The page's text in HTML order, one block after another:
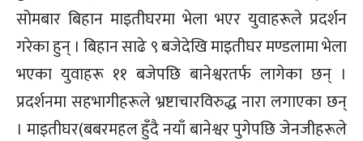
सोमबार बिहान माइतीघरमा भेला भएर युवाहरूले प्रदर्शन
गरेका हुन् । बिहान साढे ९ बजेदेखि माइतीघर मण्डलामा भेला
भएका युवाहरू ११ बजेपछि बानेश्वरतर्फ लागेका छन् ।
प्रदर्शनमा सहभागीहरूले भ्रष्टाचारविरुद्ध नारा लगाएका छन्
। माइतीघर(बबरमहल हुँदै नयाँ बानेश्वर पुगेपछि जेनजीहरूले